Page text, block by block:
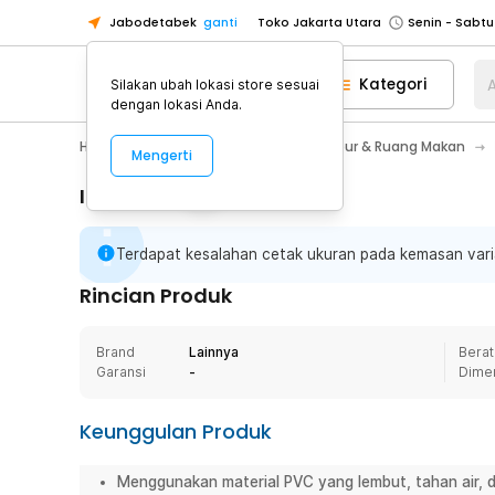
Jabodetabek ganti Toko Jakarta Utara
Toko Tangerang
Toko Cikupa
Pick n Go Jakarta Barat
Senin -
Pick n Go Bekasi
Senin - Jumat
Senin - Jumat
Senin -
Toko Jakarta Barat
Senin -
Senin -
Pick n Go Bekasi
Kategori
Home Appliance Perlengkapan Dapur & Ruang Makan
Informasi Penting
Terdapat kesalahan cetak ukuran pada kemasan
Rincian Produk
Brand
Lainnya
Garansi
-
Keunggulan Produk
Menggunakan material PVC yang lembut, tahan air,
Silakan ubah lokasi store sesuai
dengan lokasi Anda.
Mengerti